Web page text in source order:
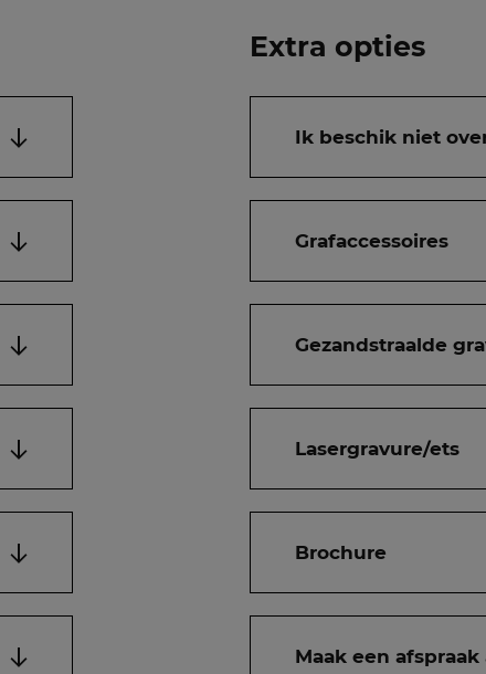
Extra opties
Ik beschik niet
Grafaccessoires
Gezandstraalde
Lasergravure/ets
Brochure
Maak een afspraak